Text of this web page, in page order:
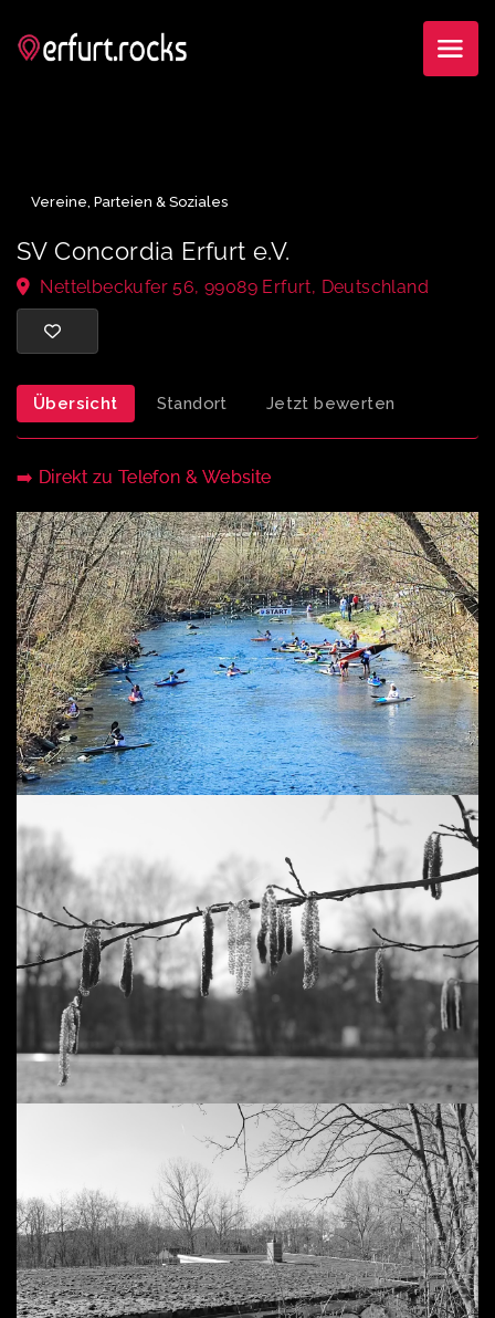
SV Concordia Erfurt e.V.
Nettelbeckufer 56, 99089 Erfurt, Deutschland
Übersicht Standort Jetzt bewerten
➡️ Direkt zu Telefon & Website